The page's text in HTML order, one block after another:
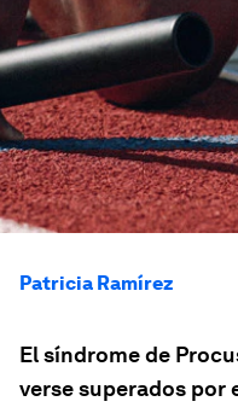
Patricia Ramírez
El síndrome de
verse superados por